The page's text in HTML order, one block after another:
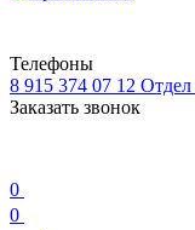
Телефоны
8 915 374 07 12
Заказать звонок
0
0